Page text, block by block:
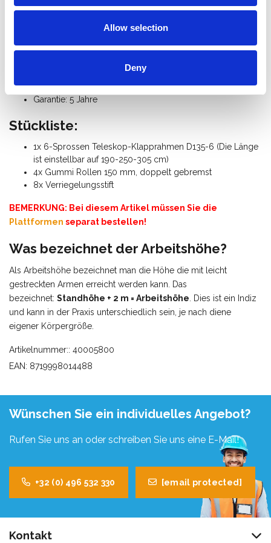
Allow selection
Deny
1,90/2,50/3,05 m x Gerüsthöhe 1,95 m
Maximum Arbeitshöhe 3,00 m / Standhöhe 1,00 m
Maximale belastung: 250 Kg
Normen: NEN-EN 1004, EN 1298, TÜV-GS
Gerüstklasse III (200 Kg/m²)
Garantie: 5 Jahre
Stückliste:
1x 6-Sprossen Teleskop-Klapprahmen D135-6 (Die Länge
ist einstellbar auf 190-250-305 cm)
4x Gummi Rollen 150 mm, doppelt gebremst
8x Verriegelungsstift
BEMERKUNG: Bei diesem Artikel müssen Sie die
Plattformen separat bestellen!
Was bezeichnet der Arbeitshöhe?
Als Arbeitshöhe bezeichnet man die Höhe die mit leicht
gestreckten Armen erreicht werden kann. Das
bezeichnet: Standhöhe + 2 m = Arbeitshöhe . Dies ist ein Indiz
und kann in der Praxis unterschiedlich sein, je nach diene
eigener Körpergröße.
Artikelnummer:: 40005800
EAN: 8719998014488
Wünschen Sie ein individuelles Angebot?
Rufen Sie uns an oder schreiben Sie uns eine E-Mail!
+32 (0) 496 532 330 [email protected]
Kontakt